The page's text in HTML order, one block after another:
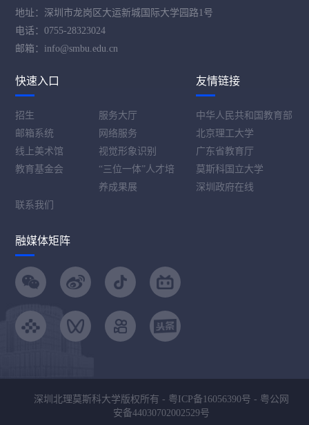
地址：深圳市龙岗区大运新城国际大学园路1号
电话：0755-28323024
邮箱：info@smbu.edu.cn
快速入口
招生
服务大厅
邮箱系统
网络服务
线上美术馆
视觉形象识别
教育基金会
“三位一体”人才培
养成果展
联系我们
友情链接
中华人民共和国教育部
北京理工大学
广东省教育厅
莫斯科国立大学
深圳政府在线
融媒体矩阵
深圳北理莫斯科大学版权所有 - 粤ICP备16056390号 - 粤公网
安备44030702002529号